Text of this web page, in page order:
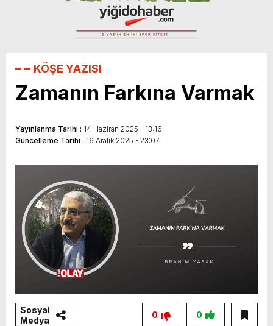
KÖŞE YAZISI
Zamanın Farkına Varmak
Yayınlanma Tarihi : 14 Haziran 2025 - 13:16
Güncelleme Tarihi : 16 Aralık 2025 - 23:07
Sosyal
Medya
0
0